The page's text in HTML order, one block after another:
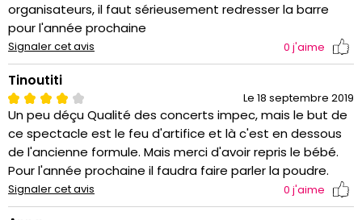
organisateurs, il faut sérieusement redresser la barre
pour l'année prochaine
Signaler cet avis 0 j'aime
Tinoutiti
Le 18 septembre 2019
Un peu déçu Qualité des concerts impec, mais le but de
ce spectacle est le feu d'artifice et là c'est en dessous
de l'ancienne formule. Mais merci d'avoir repris le bébé.
Pour l'année prochaine il faudra faire parler la poudre.
Signaler cet avis 0 j'aime